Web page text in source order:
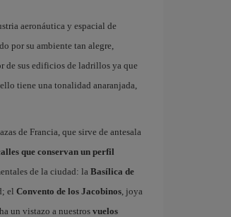
aeronáutica y espacial de
por su ambiente tan alegre,
de sus edificios de ladrillos ya que
tiene una tonalidad anaranjada,
de Francia, que sirve de antesala
que conservan un perfil
de la ciudad: la Basílica de
el Convento de los Jacobinos, joya
un vistazo a nuestros vuelos